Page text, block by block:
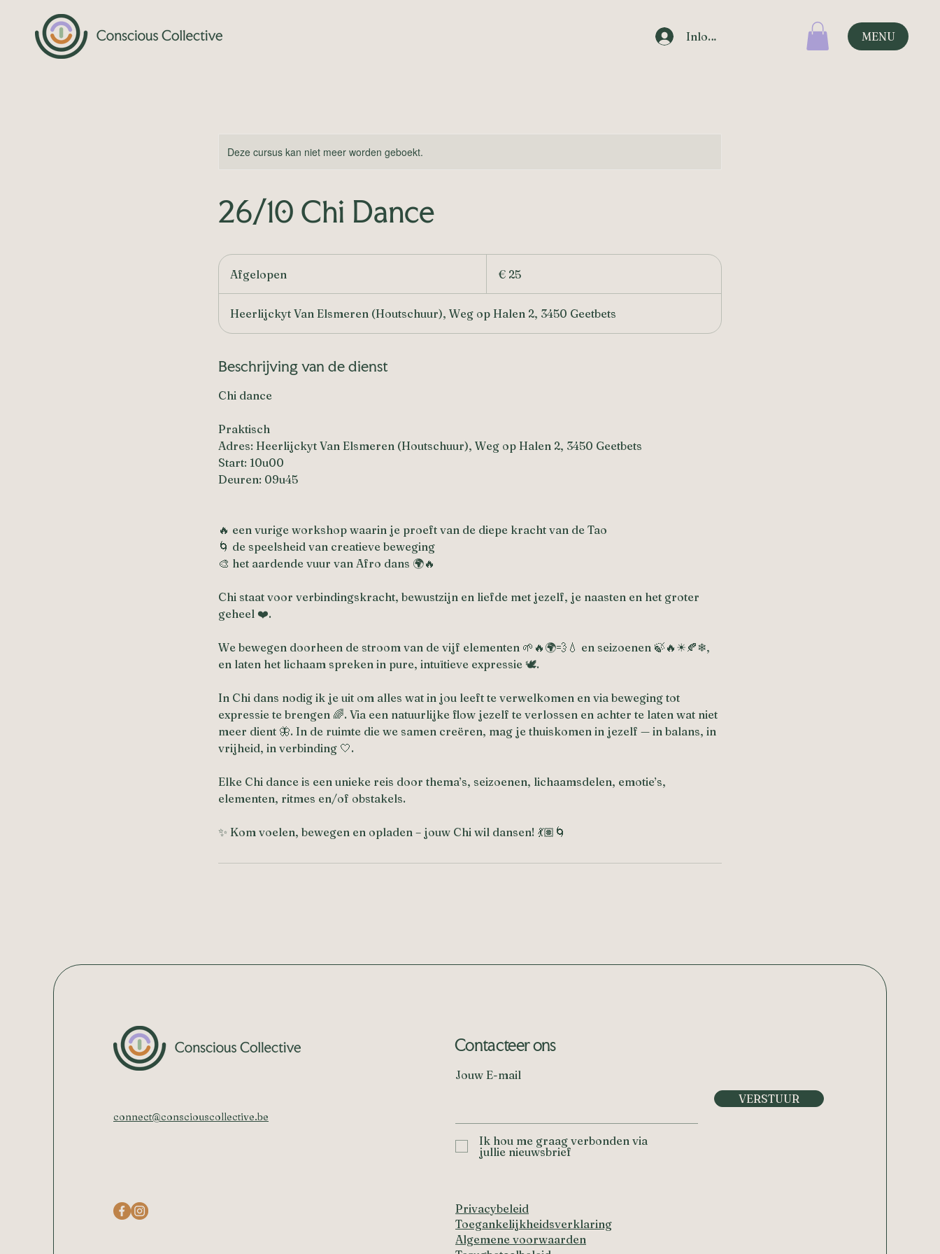
Inloggen MENU
Deze cursus kan niet meer worden geboekt.
26/10 Chi Dance
Afgelopen
f
g
p
€ 25
Heerlijckyt Van Elsmeren (Houtschuur), Weg op Halen 2, 3450 Geetbets
Beschrijving van de dienst
Chi dance
Praktisch
Adres: Heerlijckyt Van Elsmeren (Houtschuur), Weg op Halen 2, 3450 Geetbets
Start: 10u00
Deuren: 09u45
🔥 een vurige workshop waarin je proeft van de diepe kracht van de Tao
🌀 de speelsheid van creatieve beweging
🎨 het aardende vuur van Afro dans 🌍🔥
Chi staat voor verbindingskracht, bewustzijn en liefde met jezelf, je naasten en het groter
geheel ❤️.
We bewegen doorheen de stroom van de vijf elementen 🌱🔥🌍💨💧 en seizoenen 🍃🔥☀🍂❄,
en laten het lichaam spreken in pure, intuïtieve expressie 🕊️.
In Chi dans nodig ik je uit om alles wat in jou leeft te verwelkomen en via beweging tot
expressie te brengen 🌈. Via een natuurlijke flow jezelf te verlossen en achter te laten wat niet
meer dient 🦋. In de ruimte die we samen creëren, mag je thuiskomen in jezelf — in balans, in
vrijheid, in verbinding 🤍.
Elke Chi dance is een unieke reis door thema’s, seizoenen, lichaamsdelen, emotie’s,
elementen, ritmes en/of obstakels.
✨ Kom voelen, bewegen en opladen – jouw Chi wil dansen! 💃🏽🌀
connect@consciouscollective.be
Contacteer ons
Jouw E-mail
Ik hou me graag verbonden via
jullie nieuwsbrief
VERSTUUR
Privacybeleid
Toegankelijkheidsverklaring
Algemene voorwaarden